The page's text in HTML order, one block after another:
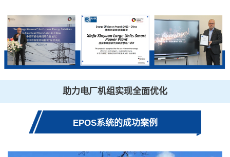
助力电厂机组实现全面优化
EPOS系统的成功案例